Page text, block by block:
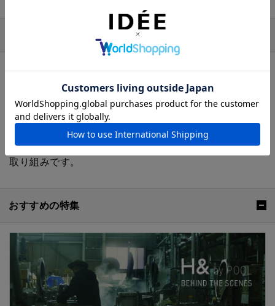
H& by POOL（ハンド バイ プール）
生産地や倉庫で行き場を無くした残反、残糸、端切れな
どを集め、クリエーションにより、これからの暮らしを
リファインするH& by POOL（ハンド バイ プール）
生産者とお客さまを繋ぎ、生産背景も丁寧に紡いでい
く、皆川明さんのディレクションによるPOOLの新しい
取り組みです。
おすすめの特集